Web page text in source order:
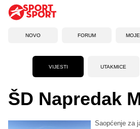
NOVO FORUM
VIJESTI UTAKMICE
ŠD Napredak
Saopćenje za